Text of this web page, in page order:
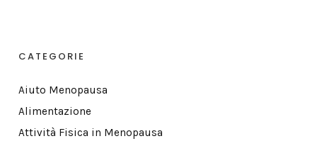
CATEGORIE
Aiuto Menopausa
Alimentazione
Attività Fisica in Menopausa